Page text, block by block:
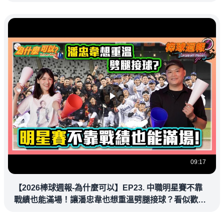
09:17
【2026棒球週報-為什麼可以】EP23. 中職明星賽不靠
戰績也能滿場！讓潘忠韋也想重溫劈腿接球？看似歡樂